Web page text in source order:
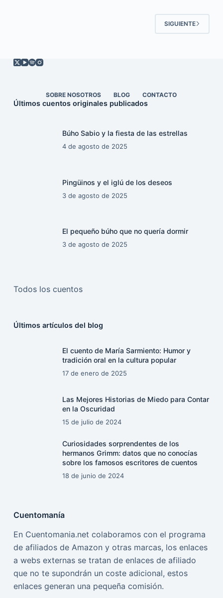
SIGUIENTE
SOBRE NOSOTROS BLOG CONTACTO
Últimos cuentos originales publicados
Búho Sabio y la fiesta de las estrellas
4 de agosto de 2025
Pingüinos y el iglú de los deseos
3 de agosto de 2025
El pequeño búho que no quería dormir
3 de agosto de 2025
Todos los cuentos
Últimos artículos del blog
El cuento de María Sarmiento: Humor y
tradición oral en la cultura popular
17 de enero de 2025
Las Mejores Historias de Miedo para Contar
en la Oscuridad
15 de julio de 2024
Curiosidades sorprendentes de los
hermanos Grimm: datos que no conocías
sobre los famosos escritores de cuentos
18 de junio de 2024
Cuentomanía
En Cuentomania.net colaboramos con el programa
de afiliados de Amazon y otras marcas, los enlaces
a webs externas se tratan de enlaces de afiliado
que no te supondrán un coste adicional, estos
enlaces generan una pequeña comisión.